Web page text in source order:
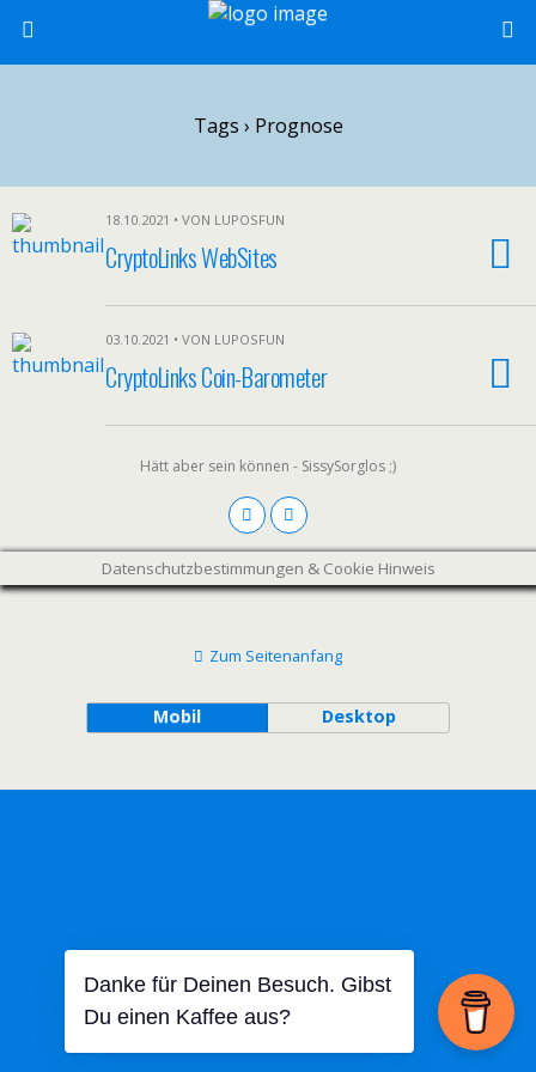
Tags › Prognose
18.10.2021 • VON LUPOSFUN
CryptoLinks WebSites
03.10.2021 • VON LUPOSFUN
CryptoLinks Coin-Barometer
Hätt aber sein können - SissySorglos ;)
Datenschutzbestimmungen & Cookie Hinweis
Zum Seitenanfang
Mobil Desktop
Danke für Deinen Besuch. Gibst
Du einen Kaffee aus?